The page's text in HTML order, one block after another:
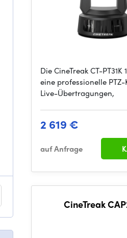
Die CineTreak CT-PT31K
eine professionelle
Live-Übertragungen,
2 619 €
auf Anfrage
CineTreak